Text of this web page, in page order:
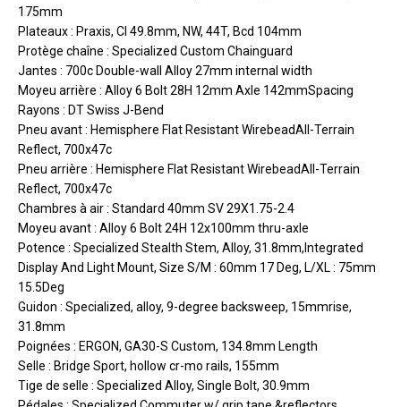
175mm
Plateaux : Praxis, Cl 49.8mm, NW, 44T, Bcd 104mm
Protège chaîne : Specialized Custom Chainguard
Jantes : 700c Double-wall Alloy 27mm internal width
Moyeu arrière : Alloy 6 Bolt 28H 12mm Axle 142mmSpacing
Rayons : DT Swiss J-Bend
Pneu avant : Hemisphere Flat Resistant WirebeadAll-Terrain
Reflect, 700x47c
Pneu arrière : Hemisphere Flat Resistant WirebeadAll-Terrain
Reflect, 700x47c
Chambres à air : Standard 40mm SV 29X1.75-2.4
Moyeu avant : Alloy 6 Bolt 24H 12x100mm thru-axle
Potence : Specialized Stealth Stem, Alloy, 31.8mm,Integrated
Display And Light Mount, Size S/M : 60mm 17 Deg, L/XL : 75mm
15.5Deg
Guidon : Specialized, alloy, 9-degree backsweep, 15mmrise,
31.8mm
Poignées : ERGON, GA30-S Custom, 134.8mm Length
Selle : Bridge Sport, hollow cr-mo rails, 155mm
Tige de selle : Specialized Alloy, Single Bolt, 30.9mm